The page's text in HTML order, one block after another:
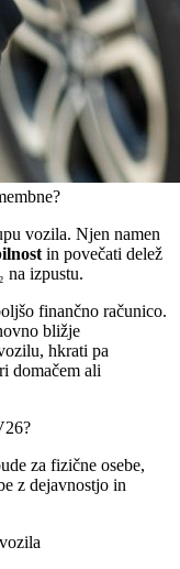
vozila. Njen namen
in povečati delež
na izpustu.
finančno računico.
bližje
hkrati pa
domačem ali
za fizične osebe,
z dejavnostjo in